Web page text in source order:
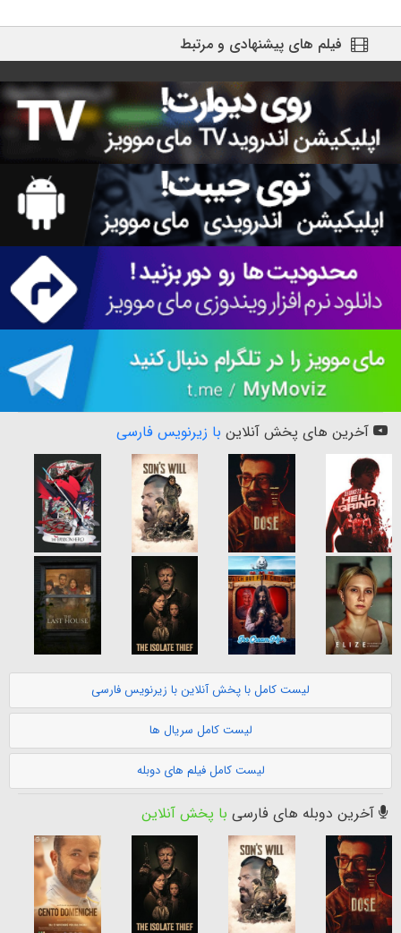
فیلم های پیشنهادی و مرتبط
آخرین های پخش آنلاین با زیرنویس فارسی
لیست کامل با پخش آنلاین با زیرنویس فارسی
لیست کامل سریال ها
لیست کامل فیلم های دوبله
آخرین دوبله های فارسی با پخش آنلاین